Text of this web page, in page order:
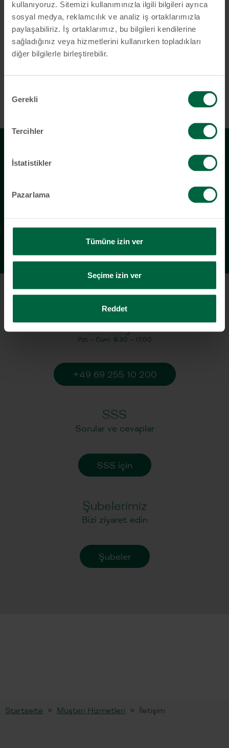
kullanıyoruz. Sitemizi kullanımınızla ilgili bilgileri ayrıca
sosyal medya, reklamcılık ve analiz iş ortaklarımızla
paylaşabiliriz. İş ortaklarımız, bu bilgileri kendilerine
sağladığınız veya hizmetlerini kullanırken topladıkları
diğer bilgilerle birleştirebilir.
Seçimi
Gerekli
Tercihler
İstatistikler
Pazarlama
Tümüne izin ver
Seçime izin ver
Reddet
KT-Bank’tan pazarlama materyalleri, haber bültenleri ve
promosyon mesajları dahil olmak üzere bilgi almayı kabul
ediyorum.
Pzt – Cum: 8.30 – 17.00
+49 69 255 10 200
SSS
Sorular ve cevaplar
SSS için
Şubelerimiz
Bizi ziyaret edin
Şubeler
Startseite Müşteri Hizmetleri İletişim